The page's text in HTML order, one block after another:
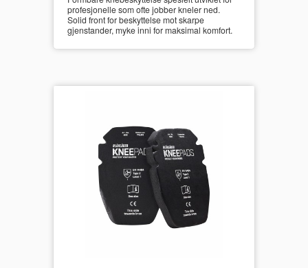
profesjonelle som ofte jobber kneler ned.
Solid front for beskyttelse mot skarpe
gjenstander, myke inni for maksimal komfort.